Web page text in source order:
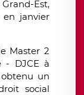
Est,
janvier
Master 2
- DJCE à
un
social